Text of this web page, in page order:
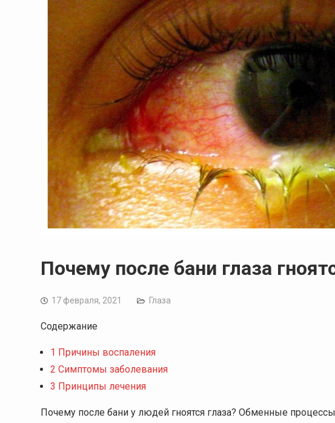
Почему после бани глаза
17 февраля, 2021 Глаза
Содержание
1 Причины воспаления
2 Симптомы заболевания
3 Принципы лечения
Почему после бани у людей гноятся глаза? Обменные